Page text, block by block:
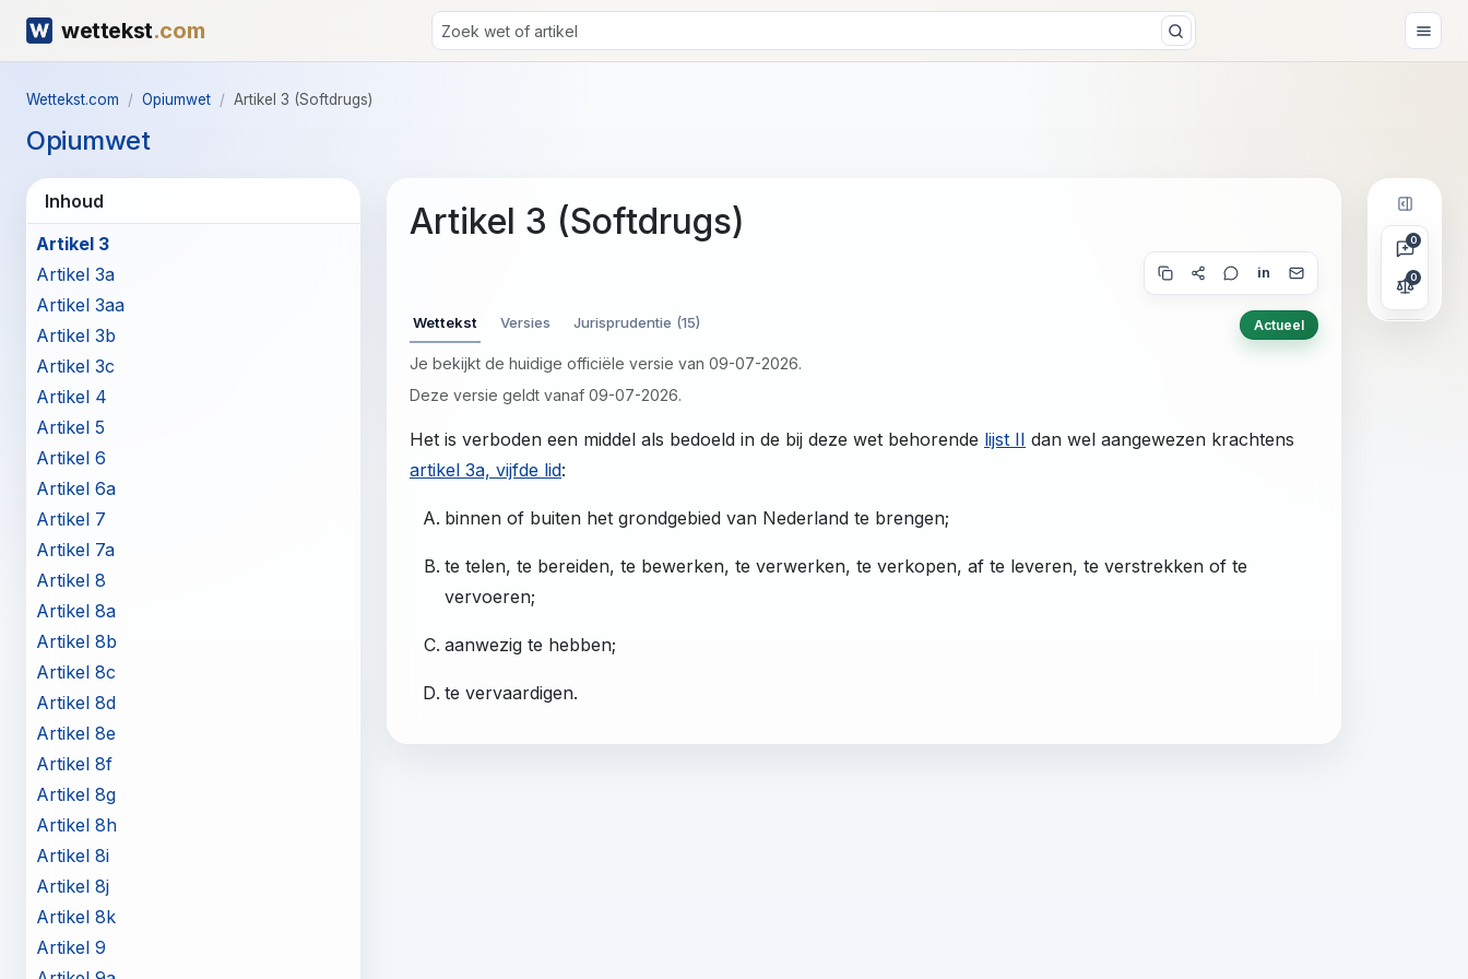
wettekst.com
Wettekst.com Opiumwet Artikel 3 (Softdrugs)
Opiumwet
Inhoud
Artikel 1
Artikel 2
Artikel 2a
Artikel 3
Artikel 3a
Artikel 3aa
Artikel 3b
Artikel 3c
Artikel 4
Artikel 5
Artikel 6
Artikel 6a
Artikel 7
Artikel 7a
Artikel 8
Artikel 8a
Artikel 8b
Artikel 8c
Artikel 8d
Artikel 8e
Artikel 8f
Artikel 8g
Artikel 8h
Artikel 8i
Artikel 8j
Artikel 8k
Artikel 9
Artikel 3 (Softdrugs)
in
Wettekst Versies Jurisprudentie (15) Actueel
Je bekijkt de huidige officiële versie van 09-07-2026.
Deze versie geldt vanaf 09-07-2026.
Het is verboden een middel als bedoeld in de bij deze wet behorende lijst II dan wel aangewezen krachtens
artikel 3a, vijfde lid:
binnen of buiten het grondgebied van Nederland te brengen;
te telen, te bereiden, te bewerken, te verwerken, te verkopen, af te leveren, te verstrekken of te
vervoeren;
aanwezig te hebben;
te vervaardigen.
0
0